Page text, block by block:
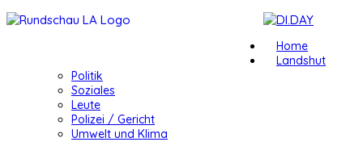
Home
Landshut
Politik
Soziales
Leute
Polizei / Gericht
Umwelt und Klima